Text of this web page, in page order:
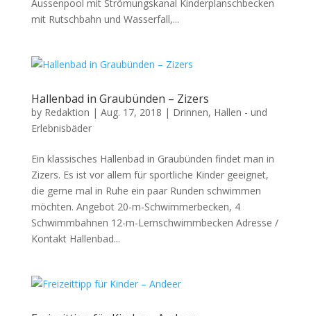
Aussenpool mit Strömungskanal Kinderplanschbecken
mit Rutschbahn und Wasserfall,...
Hallenbad in Graubünden – Zizers
by Redaktion | Aug. 17, 2018 | Drinnen, Hallen - und
Erlebnisbäder
Ein klassisches Hallenbad in Graubünden findet man in
Zizers. Es ist vor allem für sportliche Kinder geeignet,
die gerne mal in Ruhe ein paar Runden schwimmen
möchten. Angebot 20-m-Schwimmerbecken, 4
Schwimmbahnen 12-m-Lernschwimmbecken Adresse /
Kontakt Hallenbad...